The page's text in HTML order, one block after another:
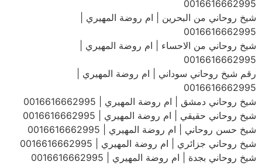
0016616662995
شيخ روحاني من البحرين | ام روضة المهيري |
0016616662995
شيخ روحاني من الاحساء | ام روضة المهيري |
0016616662995
رقم شيخ روحاني سوداني | ام روضة المهيري |
0016616662995
شيخ روحاني دمشق | ام روضة المهيري | 0016616662995
شيخ روحاني حقيقي | ام روضة المهيري | 0016616662995
شيخ حسن روحاني | ام روضة المهيري | 0016616662995
شيخ روحاني جزائري | ام روضة المهيري | 0016616662995
شيخ روحاني بجدة | ام روضة المهيري | 0016616662995